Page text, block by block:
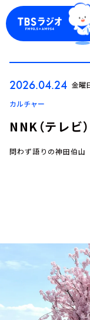
トピックス
TBS
お知らせ
イベント・
YouTube
会社情報
2026.04.24 金曜
カルチャー
NNK（テレビ
問わず語りの神田伯山